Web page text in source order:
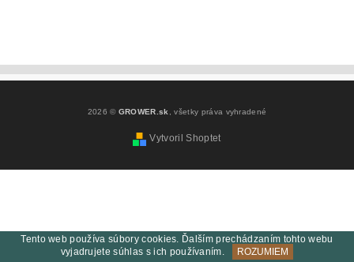
2026 © GROWER.sk , všetky práva vyhradené
Vytvoril Shoptet
Tento web používa súbory cookies. Ďalším prechádzaním tohto webu
vyjadrujete súhlas s ich používaním.
ROZUMIEM